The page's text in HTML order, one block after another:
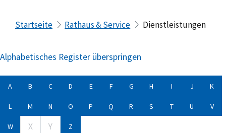
Startseite Rathaus & Service Dienstleistungen
Alphabetisches Register überspringen
A B C D E F G H I J K
L M N O P Q R S T U V
W X Y Z